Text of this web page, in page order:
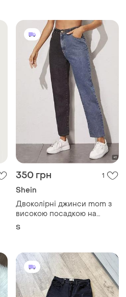
350 грн 1
Shein
Двоколірні джинси mom з
високою посадкою на
розмір s
S